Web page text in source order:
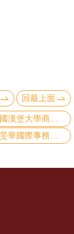
回最上面